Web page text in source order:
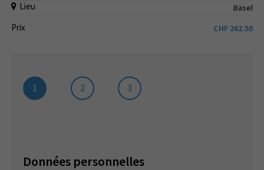
Lieu Basel
Prix CHF 262.50
1 2 3
Données personnelles